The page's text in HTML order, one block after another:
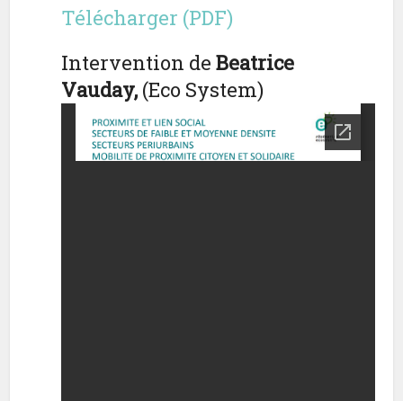
Télécharger (PDF)
Intervention deBeatrice
Vauday, (Eco System)